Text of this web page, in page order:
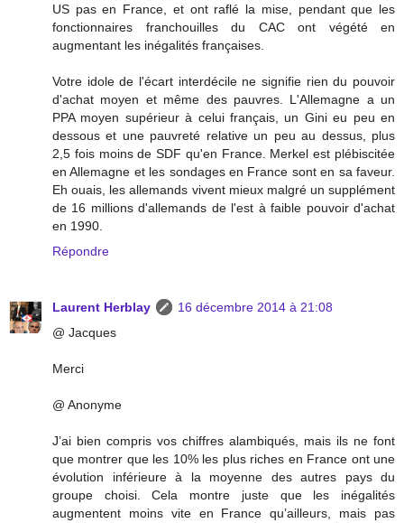
US pas en France, et ont raflé la mise, pendant que les
fonctionnaires franchouilles du CAC ont végété en
augmentant les inégalités françaises.
Votre idole de l'écart interdécile ne signifie rien du pouvoir
d'achat moyen et même des pauvres. L'Allemagne a un
PPA moyen supérieur à celui français, un Gini eu peu en
dessous et une pauvreté relative un peu au dessus, plus
2,5 fois moins de SDF qu'en France. Merkel est plébiscitée
en Allemagne et les sondages en France sont en sa faveur.
Eh ouais, les allemands vivent mieux malgré un supplément
de 16 millions d'allemands de l'est à faible pouvoir d'achat
en 1990.
Répondre
Laurent Herblay
16 décembre 2014 à 21:08
@ Jacques
Merci
@ Anonyme
J’ai bien compris vos chiffres alambiqués, mais ils ne font
que montrer que les 10% les plus riches en France ont une
évolution inférieure à la moyenne des autres pays du
groupe choisi. Cela montre juste que les inégalités
augmentent moins vite en France qu’ailleurs, mais pas